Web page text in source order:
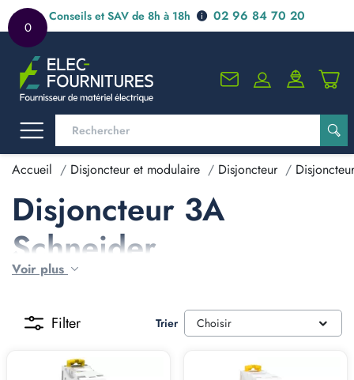
0
Conseils et SAV de 8h à 18h 02 96 84 70 20
Accueil Disjoncteur et modulaire Disjoncteur
Disjoncteur 3A
Schneider
Voir plus
Filter Trier Choisir